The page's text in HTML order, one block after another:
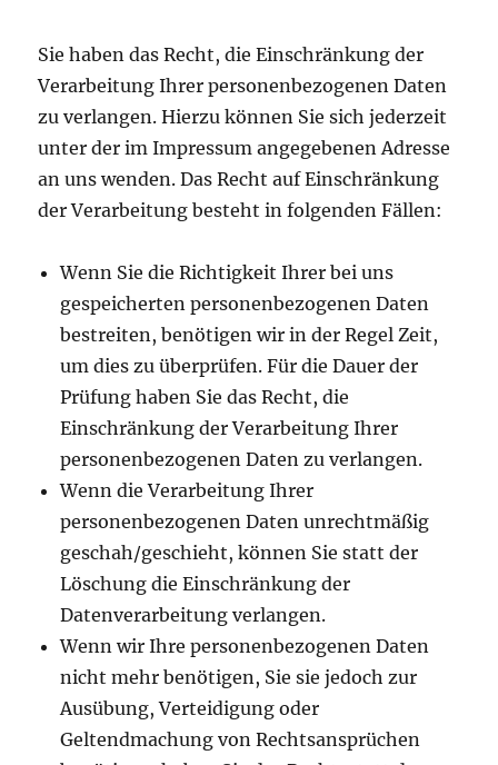
Sie haben das Recht, die Einschränkung der
Verarbeitung Ihrer personenbezogenen Daten
zu verlangen. Hierzu können Sie sich jederzeit
unter der im Impressum angegebenen Adresse
an uns wenden. Das Recht auf Einschränkung
der Verarbeitung besteht in folgenden Fällen:
Wenn Sie die Richtigkeit Ihrer bei uns
gespeicherten personenbezogenen Daten
bestreiten, benötigen wir in der Regel Zeit,
um dies zu überprüfen. Für die Dauer der
Prüfung haben Sie das Recht, die
Einschränkung der Verarbeitung Ihrer
personenbezogenen Daten zu verlangen.
Wenn die Verarbeitung Ihrer
personenbezogenen Daten unrechtmäßig
geschah/geschieht, können Sie statt der
Löschung die Einschränkung der
Datenverarbeitung verlangen.
Wenn wir Ihre personenbezogenen Daten
nicht mehr benötigen, Sie sie jedoch zur
Ausübung, Verteidigung oder
Geltendmachung von Rechtsansprüchen